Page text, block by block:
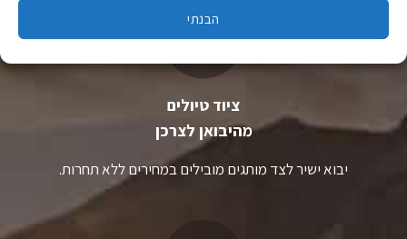
הבנתי
בעמוד
בעמוד
ציוד טיולים
מהיבואן לצרכן
יבוא ישיר לצד מותגים מובילים במחירים ללא תחרות.